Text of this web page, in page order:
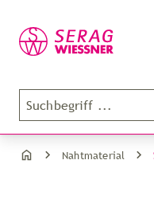
Nahtmaterial